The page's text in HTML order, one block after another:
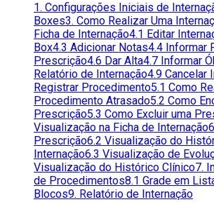
1. Configurações Iniciais de
Boxes3. Como Realizar Uma
Ficha de Internação4.1 Editar
Box4.3 Adicionar Notas4.4 Informar
Prescrição4.6 Dar Alta4.7 Informar
Relatório de Internação4.9 Cancelar
Registrar Procedimento5.1 Como
Procedimento Atrasado5.2 Como
Prescrição5.3 Como Excluir uma
Visualização na Ficha de Internação
Prescrição6.2 Visualização do
Internação6.3 Visualização de
Visualização do Histórico Clínico7.
de Procedimentos8.1 Grade em
Blocos9. Relatório de Internação